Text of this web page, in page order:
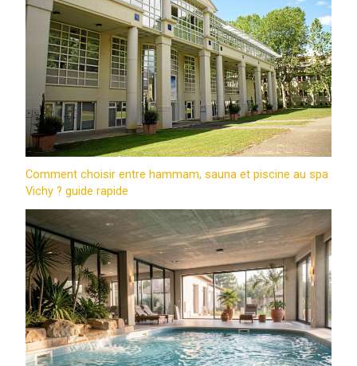
Comment choisir entre hammam, sauna et piscine au spa
Vichy ? guide rapide